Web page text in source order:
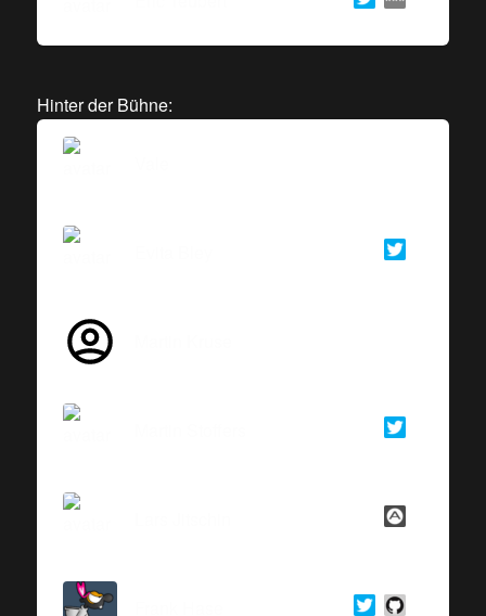
Hinter der Bühne: